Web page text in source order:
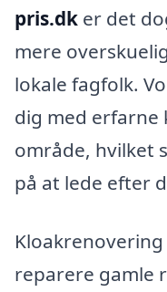
pris.dk er det
mere
lokale fagfolk.
dig med erfarne
område, hvilket
på at lede efter
reparere gamle